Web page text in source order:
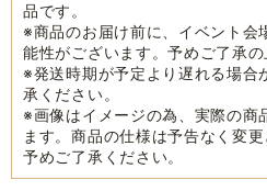
品です。
※商品のお届け前に、イベント会
能性がございます。予めご了承の
※発送時期が予定より遅れる場合
承ください。
※画像はイメージの為、実際の商
ます。商品の仕様は予告なく変
予めご了承ください。